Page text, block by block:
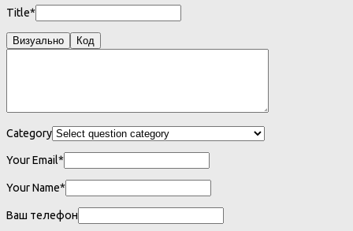
Title*
Визуально Код
Category
Your Email*
Your Name*
Ваш телефон